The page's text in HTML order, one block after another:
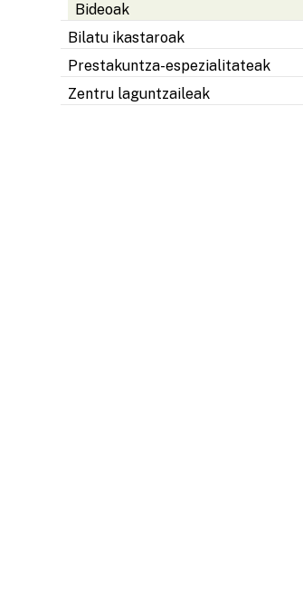
Bideoak
Bilatu ikastaroak
Prestakuntza-espezialitateak
Zentru laguntzaileak